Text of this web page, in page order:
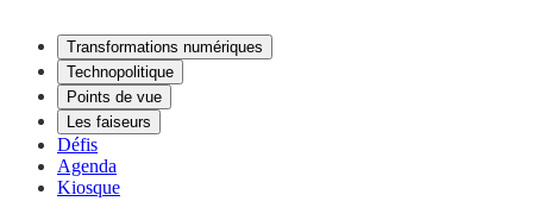
Transformations numériques
Technopolitique
Points de vue
Les faiseurs
Défis
Agenda
Kiosque